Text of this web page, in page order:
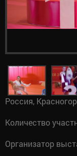
Россия,
Количество
Организатор